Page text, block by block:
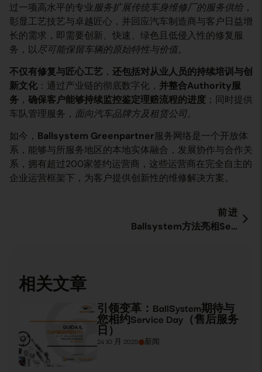
过一项高水平的专业服务扩展传统车身维修厂的服务供给，
彰显工艺技艺与卓越匠心，并回应汽车制造商与客户日益增
长的需求，即需要创新、快速、绿色且低侵入性的修复服
务，以尽可能保留车辆的原始特性与价值。
不仅有修复与匠心工艺 ， 还包括对从业人员的持续培训与创
新文化 ：通过产业链的彻底数字化， 并整合Authority服
务 ， 确保客户能够持续监控鉴定理赔流程的进度 ；同时提供
车队管理服务， 面向汽车品牌方及租赁公司。
如今， Ballsystem Greenpartner服务网络是一个开放体
系，能够与所服务地区的本地实体融合，发展协作与合作关
系，拥有超过200家签约运营商，这些运营商在完全自主的
企业运营框架下，为客户提供创新性的维修解决方案。
前进
Ballsystem方法亮相Service Day（售后服务日）
相关文章
引领变革：BallSystem期待与
您相约Service Day（售后服务
日）
24 10 月 2025 新闻